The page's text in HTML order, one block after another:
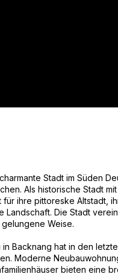
Stadt im Süden
Als historische Stadt
für ihre pittoreske Altstadt,
Landschaft. Die Stadt
Weise.
in Backnang hat in den
Moderne
bieten eine